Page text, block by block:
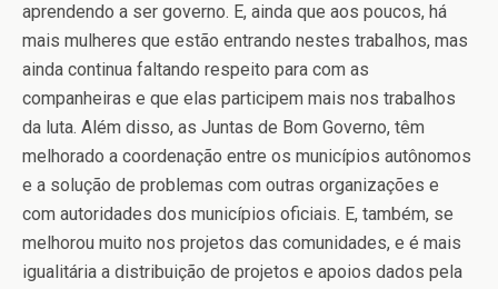
aprendendo a ser governo. E, ainda que aos poucos, há
mais mulheres que estão entrando nestes trabalhos, mas
ainda continua faltando respeito para com as
companheiras e que elas participem mais nos trabalhos
da luta. Além disso, as Juntas de Bom Governo, têm
melhorado a coordenação entre os municípios autônomos
e a solução de problemas com outras organizações e
com autoridades dos municípios oficiais. E, também, se
melhorou muito nos projetos das comunidades, e é mais
igualitária a distribuição de projetos e apoios dados pela